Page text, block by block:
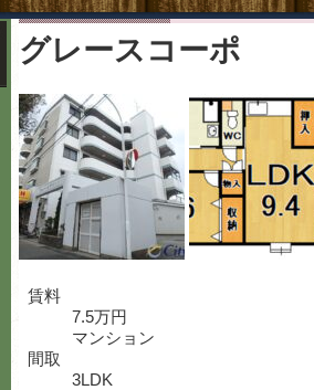
グレースコーポ
賃料
7.5万円
マンション
間取
3LDK